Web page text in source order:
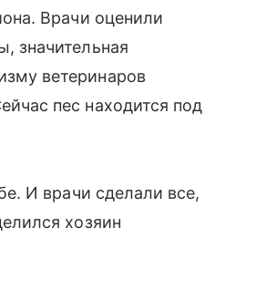
Врачи оценили
значительная
ветеринаров
пес находится под
И врачи сделали все,
хозяин